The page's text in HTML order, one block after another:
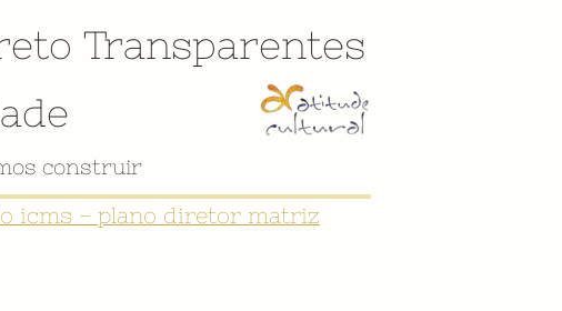
Transparentes
construir
icms - plano diretor matriz